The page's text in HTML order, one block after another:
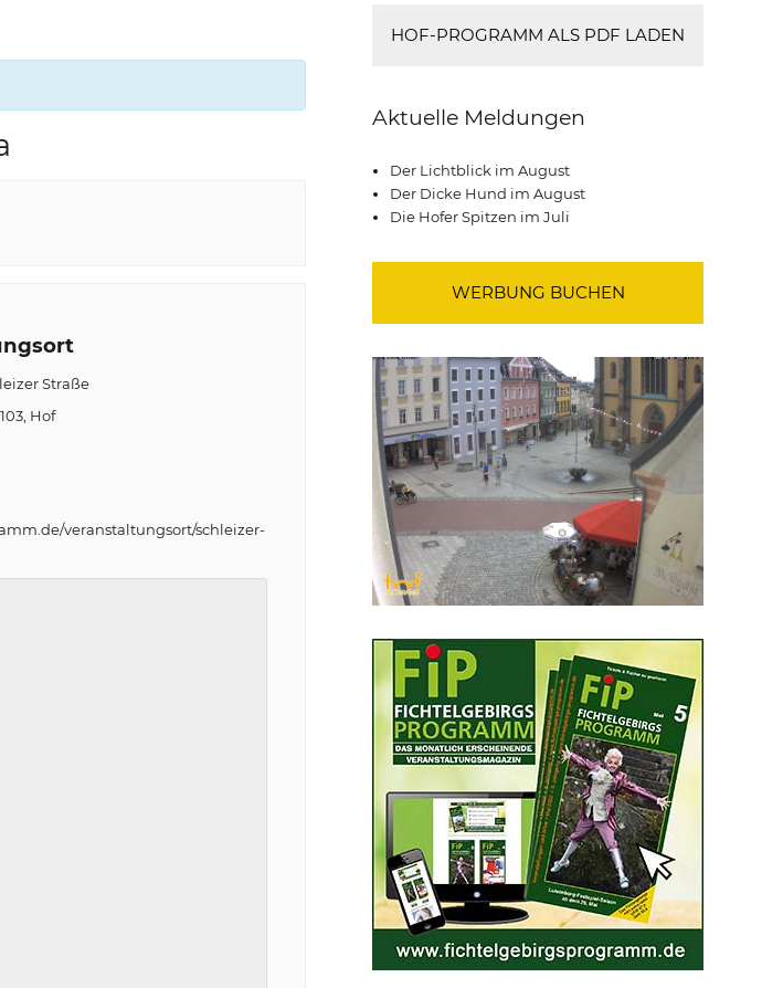
Straße
Hof
veranstaltungsort/schleizer-
HOF-PROGRAMM ALS PDF LADEN
Aktuelle Meldungen
Der Lichtblick im August
Der Dicke Hund im August
Die Hofer Spitzen im Juli
WERBUNG BUCHEN